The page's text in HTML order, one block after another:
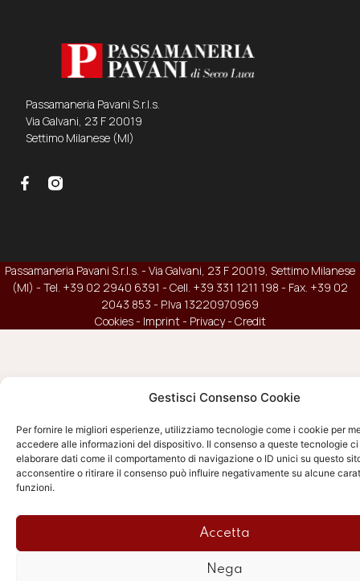
Gestisci Consenso Cookie
Per fornire le migliori esperienze, utilizziamo tecnologie come i cookie per
accedere alle informazioni del dispositivo. Il consenso a queste tecnologie
elaborare dati come il comportamento di navigazione o ID unici su questo
acconsentire o ritirare il consenso può influire negativamente su alcune
funzioni.
Accetta
Nega
Passamaneria Pavani S.r.l.s.
Via Galvani, 23 F 20019
Settimo Milanese (MI)
Passamaneria Pavani S.r.l.s. - Via Galvani, 23 F 20019, Settimo Milanese
(MI) - Tel. +39 02 2940 6391 - Cell. +39 331 1211 198 - Fax. +39 02
2043 853 - P.Iva 13220970969
Cookies- Imprint- Privacy- Credit